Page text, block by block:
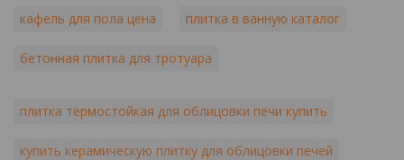
кафель для пола цена плитка в ванную каталог
бетонная плитка для тротуара
плитка термостойкая для облицовки печи купить
купить керамическую плитку для облицовки печей